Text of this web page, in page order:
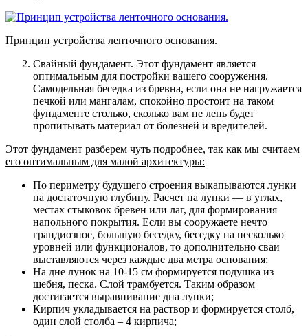
Принцип устройства ленточного основания.
Свайный фундамент. Этот фундамент является
оптимальным для постройки вашего сооружения.
Самодельная беседка из бревна, если она не нагружается
печкой или мангалам, спокойно простоит на таком
фундаменте столько, сколько вам не лень будет
пропитывать материал от болезней и вредителей.
Этот фундамент разберем чуть подробнее, так как мы считаем
его оптимальным для малой архитектуры:
По периметру будущего строения выкапываются лунки
на достаточную глубину. Расчет на лунки — в углах,
местах стыковок бревен или лаг, для формирования
напольного покрытия. Если вы сооружаете нечто
грандиозное, большую беседку, беседку на несколько
уровней или функционалов, то дополнительно сваи
выставляются через каждые два метра основания;
На дне лунок на 10-15 см формируется подушка из
щебня, песка. Слой трамбуется. Таким образом
достигается выравнивание дна лунки;
Кирпич укладывается на раствор и формируется столб,
один слой столба – 4 кирпича;